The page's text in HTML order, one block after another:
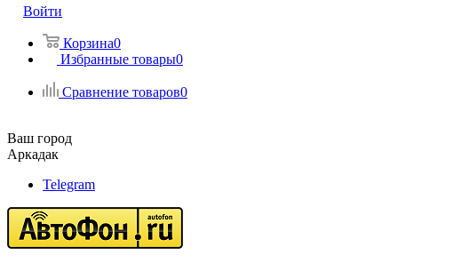
Войти
Корзина0
Избранные товары0
Сравнение товаров0
Ваш город
Аркадак
Telegram